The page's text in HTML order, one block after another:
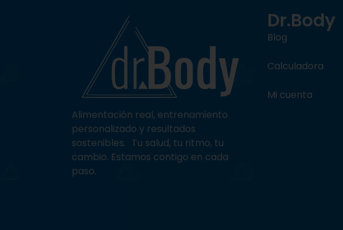
Alimentación real, entrenamiento
personalizado y resultados
sostenibles. Tu salud, tu ritmo, tu
cambio. Estamos contigo en cada
paso.
Dr.Body
Blog
Calculadora
Mi cuenta